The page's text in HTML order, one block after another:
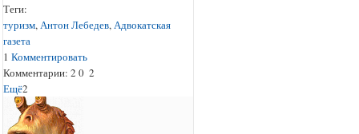
Теги:
туризм,Антон Лебедев,Адвокатская
газета
1 Комментировать
Комментарии: 2 0 2
Ещё2